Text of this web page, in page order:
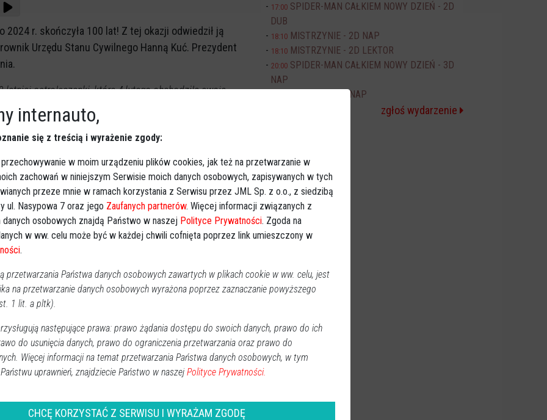
2024 r. skończyła 100 lat! Z tej okazji odwiedził ją
Urzędu Stanu Cywilnego Hanną Kuć. Prezydent
letniej ostrołęczanki, która 4 lutego obchodziła swoje
Jestem szczęśliwy, że mogłem poznać tak
ważnego wydarzenia w życiu Pani Stefanii i jej
prezydent Ostrołęki Łukasz Kulik.
Pani ludzi wokół siebie!
życzeń! Dużo zdrowia!
17:00 SPIDER-MAN CAŁKIEM NOWY DZIEŃ - 2D
DUB
18:10 MISTRZYNIE - 2D NAP
18:10 MISTRZYNIE - 2D LEKTOR
20:00 SPIDER-MAN CAŁKIEM NOWY DZIEŃ - 3D
NAP
ODYSEJA - 2D NAP
zgłoś wydarzenie
internauto,
się z treścią i wyrażenie zgody:
w moim urządzeniu plików cookies, jak też na przetwarzanie w
zachowań w niniejszym Serwisie moich danych osobowych, zapisywanych w tych
przeze mnie w ramach korzystania z Serwisu przez JML Sp. z o.o., z siedzibą
ul. Nasypowa 7 oraz jego Zaufanych partnerów. Więcej informacji związanych z
osobowych znajdą Państwo w naszej Polityce Prywatności. Zgoda na
w ww. celu może być w każdej chwili cofnięta poprzez link umieszczony w
.
przetwarzania Państwa danych osobowych zawartych w plikach cookie w ww. celu, jest
na przetwarzanie danych osobowych wyrażona poprzez zaznaczanie powyższego
1 lit. a pltk).
następujące prawa: prawo żądania dostępu do swoich danych, prawo do ich
do usunięcia danych, prawo do ograniczenia przetwarzania oraz prawo do
Więcej informacji na temat przetwarzania Państwa danych osobowych, w tym
uprawnień, znajdziecie Państwo w naszej Polityce Prywatności.
CHCĘ KORZYSTAĆ Z SERWISU I WYRAŻAM ZGODĘ